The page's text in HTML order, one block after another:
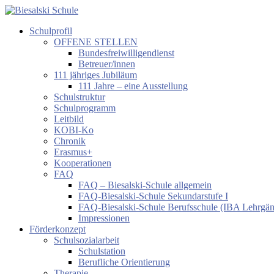
Zum
springen
Biesalski
Förderzentrum
körperliche
motorische
Entwicklung
Schulprofil
OFFENE STELLEN
Bundesfreiwilligendienst
Betreuer/innen
111 jähriges Jubiläum
111 Jahre – eine Ausstellung
Schulstruktur
Schulprogramm
Leitbild
KOBI-Ko
Chronik
Erasmus+
Kooperationen
FAQ
FAQ – Biesalski-Schule allgemein
FAQ-Biesalski-Schule Sekundarstufe I
FAQ-Biesalski-Schule Berufsschule (IBA
Impressionen
Förderkonzept
Schulsozialarbeit
Schulstation
Berufliche Orientierung